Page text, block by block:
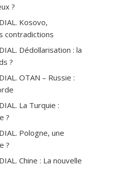
?
Kosovo,
contradictions
Dédollarisation : la
?
OTAN – Russie :
La Turquie :
?
Pologne, une
?
Chine : La nouvelle